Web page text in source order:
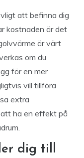
att befinna dig
kostnaden är det
är värt
om du
för en mer
vill tillföra
extra
ha en effekt på
dig till